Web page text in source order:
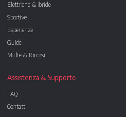
Elettriche & ibride
Sportive
Esperienze
Guide
Multe & Ricorsi
Assistenza & Supporto
FAQ
Contatti